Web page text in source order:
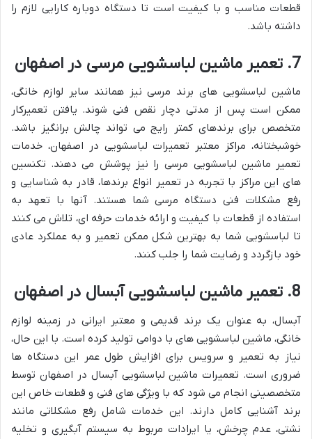
قطعات مناسب و با کیفیت است تا دستگاه دوباره کارایی لازم را
داشته باشد.
7. تعمیر ماشین لباسشویی مرسی در اصفهان
ماشین لباسشویی های برند مرسی نیز همانند سایر لوازم خانگی،
ممکن است پس از مدتی دچار نقص فنی شوند. یافتن تعمیرکار
متخصص برای برندهای کمتر رایج می تواند چالش برانگیز باشد.
خوشبختانه، مراکز معتبر تعمیرات لباسشویی در اصفهان، خدمات
تعمیر ماشین لباسشویی مرسی را نیز پوشش می دهند. تکنسین
های این مراکز با تجربه در تعمیر انواع برندها، قادر به شناسایی و
رفع مشکلات فنی دستگاه مرسی شما هستند. آنها با تعهد به
استفاده از قطعات با کیفیت و ارائه خدمات حرفه ای، تلاش می کنند
تا لباسشویی شما به بهترین شکل ممکن تعمیر و به عملکرد عادی
خود بازگردد و رضایت شما را جلب کنند.
8. تعمیر ماشین لباسشویی آبسال در اصفهان
آبسال، به عنوان یک برند قدیمی و معتبر ایرانی در زمینه لوازم
خانگی، ماشین لباسشویی های با دوامی تولید کرده است. با این حال،
نیاز به تعمیر و سرویس برای افزایش طول عمر این دستگاه ها
ضروری است. تعمیرات ماشین لباسشویی آبسال در اصفهان توسط
متخصصینی انجام می شود که با ویژگی های فنی و قطعات خاص این
برند آشنایی کامل دارند. این خدمات شامل رفع مشکلاتی مانند
نشتی، عدم چرخش، یا ایرادات مربوط به سیستم آبگیری و تخلیه